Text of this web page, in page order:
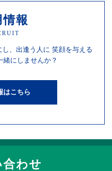
情報
、 出逢う人に 笑顔を与える
緒にしませんか？
はこちら
合わせ